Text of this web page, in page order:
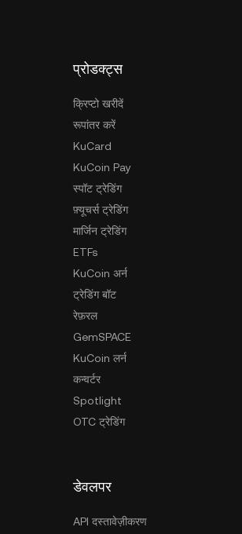
प्रोडक्ट्स
क्रिप्टो खरीदें
रूपांतर करें
KuCard
KuCoin Pay
स्पॉट ट्रेडिंग
फ़्यूचर्स ट्रेडिंग
मार्जिन ट्रेडिंग
ETFs
KuCoin अर्न
ट्रेडिंग बॉट
रेफ़रल
GemSPACE
KuCoin लर्न
कन्वर्टर
Spotlight
OTC ट्रेडिंग
डेवलपर
API दस्तावेज़ीकरण